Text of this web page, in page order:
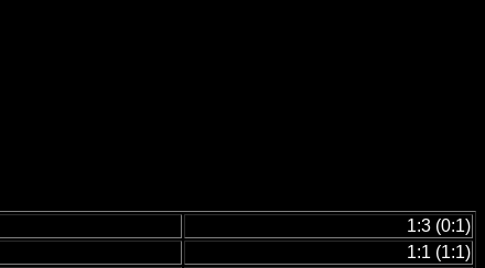
1:3 (0:1)
1:1 (1:1)